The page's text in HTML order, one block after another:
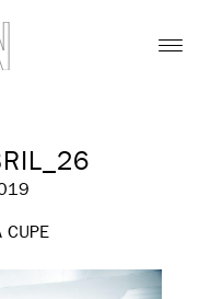
CUPE